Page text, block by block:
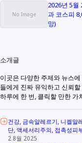
2026년 5월
과 코스피
망)
소개글
이곳은 다양한 주제와 뉴스
들에게 진짜 유익하고 신뢰
하루에 한 번, 클릭할 만한 가
건강 금속알레르기 니켈알
단 액세서리주의 접촉성피
2 8월 2025